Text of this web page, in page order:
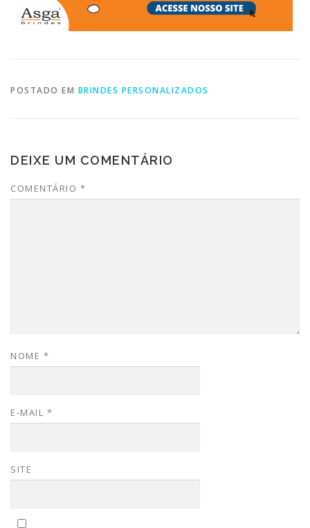
POSTADO EM BRINDES PERSONALIZADOS
DEIXE UM COMENTÁRIO
COMENTÁRIO *
NOME *
E-MAIL *
SITE